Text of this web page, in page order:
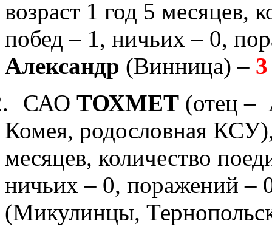
возраст 1 год 5 месяцев, к
побед – 1, ничьих – 0,
Александр (Винница) –
САО ТОХМЕТ (отец –
Комея, родословная
месяцев, количество
ничьих – 0, поражений –
(Микулинцы,